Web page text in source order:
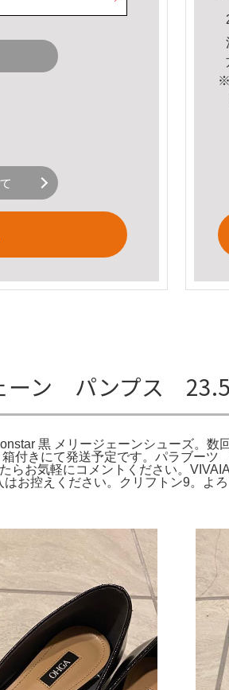
※
ーン パンプス
黒 メリージェーンシューズ。
付きにて発送予定です。パラブー
らお気軽にコメントください。
お控えください。クリフトン9。よ